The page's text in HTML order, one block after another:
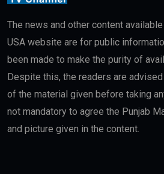
The news and other content
USA website are for public
been made to make the purity of
Despite this, the readers are
of the material given before taking
not mandatory to agree the Punjab
and picture given in the content.